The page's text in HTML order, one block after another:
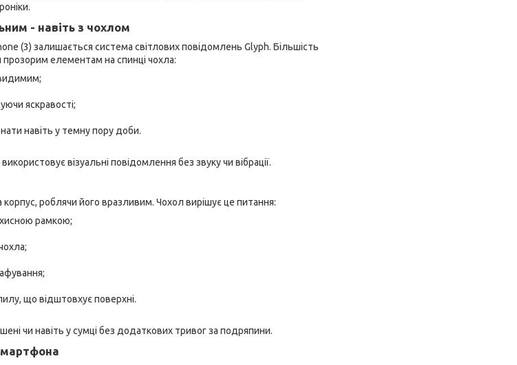
- навіть з чохлом
(3) залишається система світлових повідомлень Glyph. Більшість
прозорим елементам на спинці чохла:
яскравості;
навіть у темну пору доби.
візуальні повідомлення без звуку чи вібрації.
роблячи його вразливим. Чохол вирішує це питання:
рамкою;
що відштовхує поверхні.
чи навіть у сумці без додаткових тривог за подряпини.